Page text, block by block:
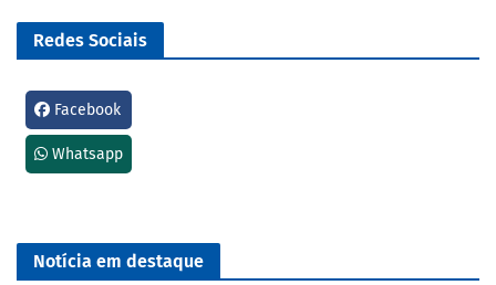
Redes Sociais
Facebook
Whatsapp
Notícia em destaque